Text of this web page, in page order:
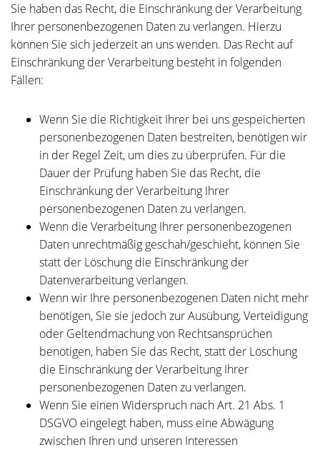
Sie haben das Recht, die Einschränkung der Verarbeitung
Ihrer personenbezogenen Daten zu verlangen. Hierzu
können Sie sich jederzeit an uns wenden. Das Recht auf
Einschränkung der Verarbeitung besteht in folgenden
Fällen:
Wenn Sie die Richtigkeit Ihrer bei uns gespeicherten
personenbezogenen Daten bestreiten, benötigen wir
in der Regel Zeit, um dies zu überprüfen. Für die
Dauer der Prüfung haben Sie das Recht, die
Einschränkung der Verarbeitung Ihrer
personenbezogenen Daten zu verlangen.
Wenn die Verarbeitung Ihrer personenbezogenen
Daten unrechtmäßig geschah/geschieht, können Sie
statt der Löschung die Einschränkung der
Datenverarbeitung verlangen.
Wenn wir Ihre personenbezogenen Daten nicht mehr
benötigen, Sie sie jedoch zur Ausübung, Verteidigung
oder Geltendmachung von Rechtsansprüchen
benötigen, haben Sie das Recht, statt der Löschung
die Einschränkung der Verarbeitung Ihrer
personenbezogenen Daten zu verlangen.
Wenn Sie einen Widerspruch nach Art. 21 Abs. 1
DSGVO eingelegt haben, muss eine Abwägung
zwischen Ihren und unseren Interessen